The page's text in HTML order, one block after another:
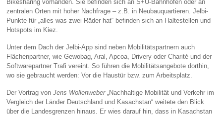
Bikesharing vorhanden. Sie befinden sich an S+U-Bahnhöfen oder an
zentralen Orten mit hoher Nachfrage – z.B. in Neubauquartieren. Jelbi-
Punkte für „alles was zwei Räder hat“ befinden sich an Haltestellen und
Hotspots im Kiez.
Unter dem Dach der Jelbi-App sind neben Mobilitätspartnern auch
Flächenpartner, wie Gewobag, Aral, Apcoa, Drivery oder Charité und der
Softwarepartner Trafi vereint. So führen die Mobilitätsangebote dorthin,
wo sie gebraucht werden: Vor die Haustür bzw. zum Arbeitsplatz.
Der Vortrag vonJens Wollenweber„Nachhaltige Mobilität und Verkehr im
Vergleich der Länder Deutschland und Kasachstan“ weitete den Blick
über die Landesgrenzen hinaus. Er wies darauf hin, dass in Kasachstan